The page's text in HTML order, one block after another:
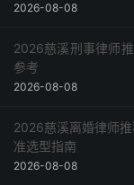
2026-08-08
2026慈溪刑事律师
参考
2026-08-08
2026慈溪离婚律师
准选型指南
2026-08-08